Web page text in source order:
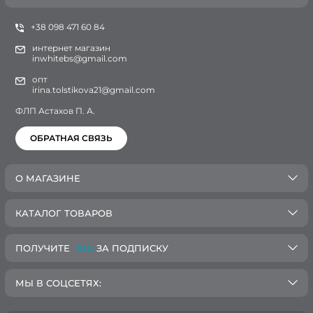
+38 098 471 60 84
интернет магазин
inwhitebs@gmail.com
опт
irina.tolstikova21@gmail.com
ФЛП Астахов П. А.
ОБРАТНАЯ СВЯЗЬ
О МАГАЗИНЕ
КАТАЛОГ ТОВАРОВ
ПОЛУЧИТЕ -10% ЗА ПОДПИСКУ
МЫ В СОЦСЕТЯХ: